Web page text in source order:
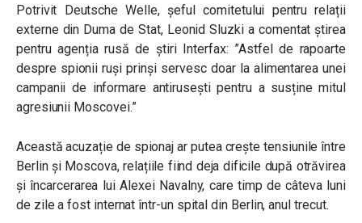
Potrivit Deutsche Welle, șeful comitetului pentru relații
externe din Duma de Stat, Leonid Sluzki a comentat știrea
pentru agenția rusă de știri Interfax: ”Astfel de rapoarte
despre spionii ruși prinși servesc doar la alimentarea unei
campanii de informare antirusești pentru a susține mitul
agresiunii Moscovei.”
Această acuzație de spionaj ar putea crește tensiunile între
Berlin și Moscova, relațiile fiind deja dificile după otrăvirea
și încarcerarea lui Alexei Navalny, care timp de câteva luni
de zile a fost internat într-un spital din Berlin, anul trecut.